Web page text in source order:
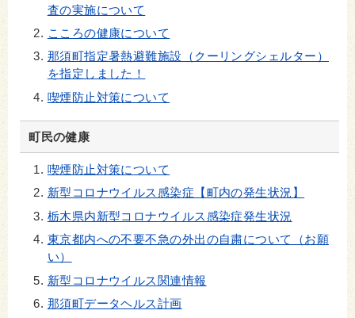
査の実施について
こころの健康について
那須町指定暑熱避難施設（クーリングシェルター）
を指定しました！
喫煙防止対策について
町民の健康
喫煙防止対策について
新型コロナウイルス感染症【町内の発生状況】
栃木県内新型コロナウイルス感染症発生状況
東京都内への不要不急の外出の自粛について（お願
い）
新型コロナウイルス関連情報
那須町データヘルス計画